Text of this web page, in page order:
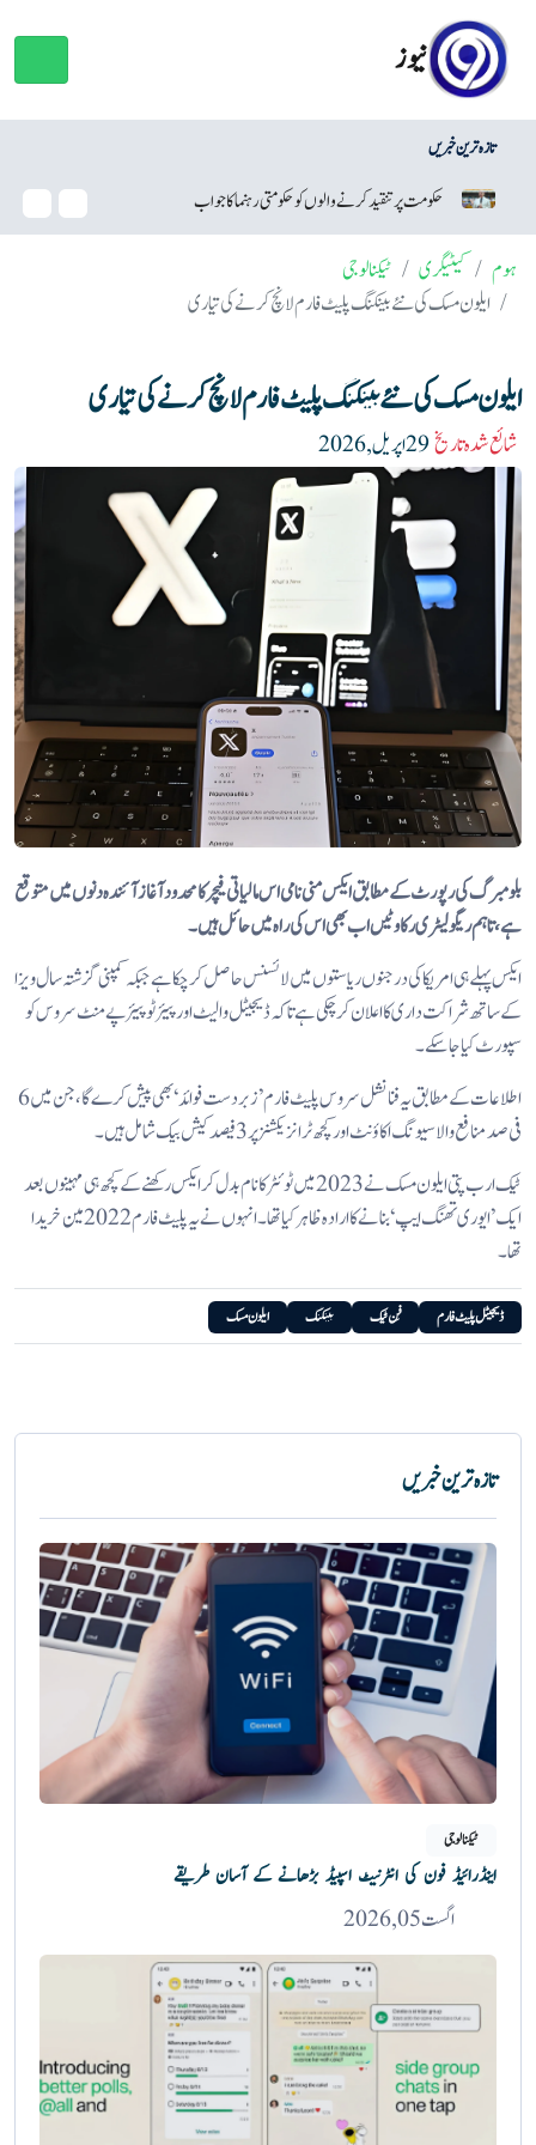
نیوز
تازہ ترین خبریں
کو حکومتی رہنما کا جواب نئی ٹیکنالوجی کولیسٹرول کم کرنے میں
ہوم کیٹیگری
ٹیکنالوجی
ایلون مسک کی نئے بینکنگ پلیٹ فارم لانچ کرنے کی تیاری
ایلون مسک کی نئے بینکنگ پلیٹ فارم لانچ کرنے کی تیاری
شائع شدہ تاریخ
بلومبرگ کی رپورٹ کے مطابق ایکس منی نامی اس مالیاتی فیچر کا محدود آغاز آئندہ دنوں میں متوقع
ہے، تاہم ریگولیٹری رکاوٹیں اب بھی اس کی راہ میں حائل ہیں۔
ایکس پہلے ہی امریکا کی درجنوں ریاستوں میں لائسنس حاصل کر چکا ہے جبکہ کمپنی گزشتہ سال ویزا
کے ساتھ شراکت داری کا اعلان کر چکی ہے تاکہ ڈیجیٹل والیٹ اور پیئر ٹو پیئر پےمنٹ سروس کو
سپورٹ کیا جا سکے۔
اطلاعات کے مطابق یہ فنانشل سروس پلیٹ فارم ’زبردست فوائد‘ بھی پیش کرے گا، جن میں 6
فی صد منافع والا سیونگ اکاؤنٹ اور کچھ ٹرانزیکشنز پر 3 فیصد کیش بیک شامل ہیں۔
ٹیک ارب پتی ایلون مسک نے 2023 میں ٹوئٹر کا نام بدل کر ایکس رکھنے کے کچھ ہی مہینوں بعد
ایک ’ایوری تھنگ ایپ‘ بنانے کا ارادہ ظاہر کیا تھا۔ انہوں نے یہ پلیٹ فارم 2022 مین خریدا
تھا۔
ڈیجیٹل پلیٹ فارم فِن ٹیک بینکنگ ایلون مسک
تازہ ترین خبریں
ٹیکنالوجی
اینڈرائیڈ فون کی انٹرنیٹ اسپیڈ بڑھانے کے آسان طریقے
اگست 05, 2026